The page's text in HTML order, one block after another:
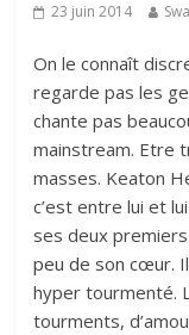
23 juin 2014
On le connaît
regarde pas les
chante pas
mainstream. Etre
masses. Keaton
c’est entre lui et
ses deux
peu de son cœur.
hyper tourmenté.
tourments,